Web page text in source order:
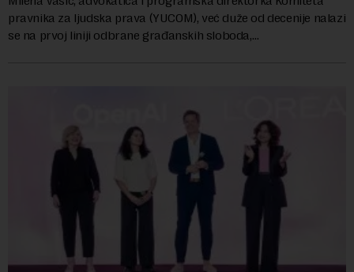
pravnika za ljudska prava (YUCOM), već duže od decenije nalazi
se na prvoj liniji odbrane građanskih sloboda,